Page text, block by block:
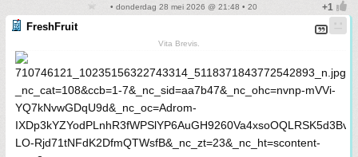
• donderdag 28 mei 2026 @ 21:48 • 20
FreshFruit
Vita Brevis.